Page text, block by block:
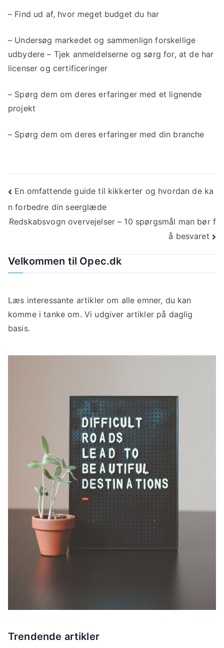
– Find ud af, hvor meget budget du har
– Undersøg markedet og sammenlign forskellige
udbydere – Tjek anmeldelserne og sørg for, at de har
licenser og certificeringer
– Spørg dem om deres erfaringer med et lignende
projekt
– Spørg dem om deres erfaringer med din branche
Indlægsnavigation
En omfattende guide til kikkerter og hvordan de ka
n forbedre din seerglæde
Redskabsvogn overvejelser – 10 spørgsmål man bør f
å besvaret
Velkommen til Opec.dk
Læs interessante artikler om alle emner, du kan
komme i tanke om. Vi udgiver artikler på daglig
basis.
Trendende artikler